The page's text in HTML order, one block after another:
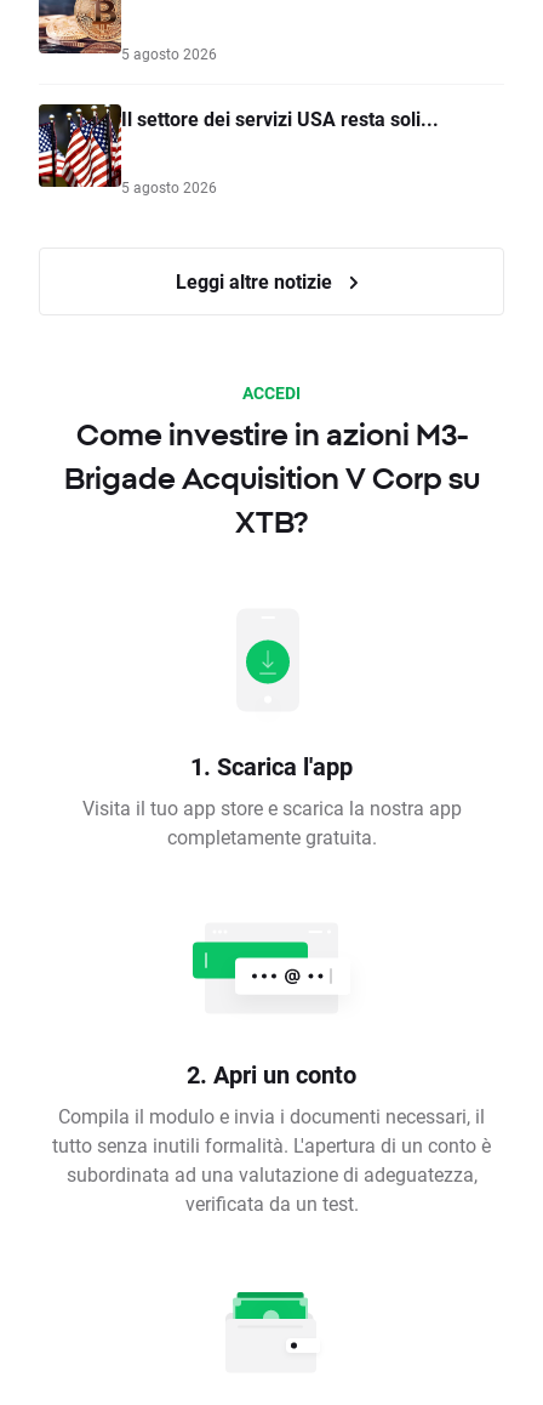
5 agosto 2026
Il settore dei servizi USA resta soli...
5 agosto 2026
Leggi altre notizie
ACCEDI
Come investire in azioni M3-
Brigade Acquisition V Corp su
XTB?
1. Scarica l'app
Visita il tuo app store e scarica la nostra app
completamente gratuita.
2. Apri un conto
Compila il modulo e invia i documenti necessari, il
tutto senza inutili formalità. L'apertura di un conto è
subordinata ad una valutazione di adeguatezza,
verificata da un test.